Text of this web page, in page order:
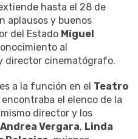
hasta el 28 de
aplausos y buenos
del Estado Miguel
al
director cinematógrafo.
a la función en el Teatro
el elenco de la
director y los
Andrea Vergara, Linda